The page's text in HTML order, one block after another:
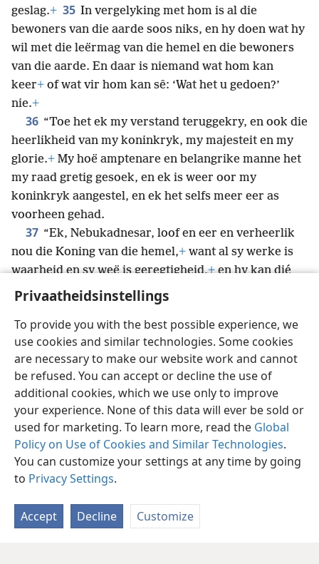
Privaatheidsinstellings
To provide you with the best possible experience, we
use cookies and similar technologies. Some cookies
are necessary to make our website work and cannot
be refused. You can accept or decline the use of
additional cookies, which we use only to improve
your experience. None of this data will ever be sold or
used for marketing. To learn more, read the Global
Policy on Use of Cookies and Similar Technologies.
You can customize your settings at any time by going
to Privacy Settings.
Accept Decline Customize
geslag.+ 35 In vergelyking met hom is al die
bewoners van die aarde soos niks, en hy doen wat hy
wil met die leërmag van die hemel en die bewoners
van die aarde. En daar is niemand wat hom kan
keer+ of wat vir hom kan sê: ‘Wat het u gedoen?’
nie.+
36 “Toe het ek my verstand teruggekry, en ook die
heerlikheid van my koninkryk, my majesteit en my
glorie.+ My hoë amptenare en belangrike manne het
my raad gretig gesoek, en ek is weer oor my
koninkryk aangestel, en ek het selfs meer eer as
voorheen gehad.
37 “Ek, Nebukadnesar, loof en eer en verheerlik
nou die Koning van die hemel,+ want al sy werke is
waarheid en sy weë is geregtigheid,+en hy kan dié
wat trots is, verneder.”+
Afrikaans Deel Voorkeure
Copyright © 2026 Watch Tower Bible and Tract Society of Pennsylvania
Gebruiksvoorwaardes Privaatheidsbeleid
Privaatheidsinstellings
JW.ORG
Meld aan